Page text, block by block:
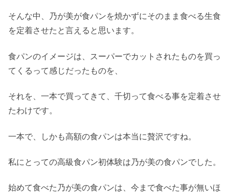
そんな中、乃が美が食パンを焼かずにそのまま食べる生食
を定着させたと言えると思います。
食パンのイメージは、スーパーでカットされたものを買っ
てくるって感じだったものを、
それを、一本で買ってきて、千切って食べる事を定着させ
たわけです。
一本で、しかも高額の食パンは本当に贅沢ですね。
私にとっての高級食パン初体験は乃が美の食パンでした。
始めて食べた乃が美の食パンは、今まで食べた事が無いほ